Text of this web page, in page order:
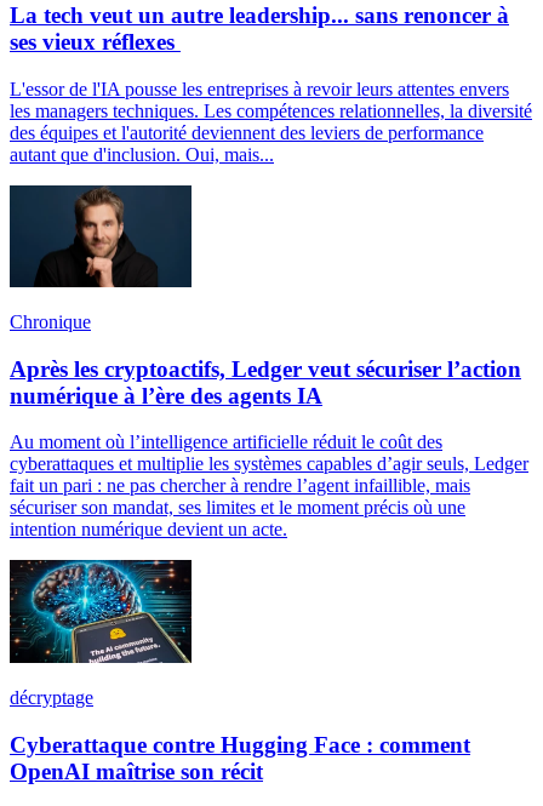
La tech veut un autre leadership... sans renoncer à
ses vieux réflexes
L'essor de l'IA pousse les entreprises à revoir leurs attentes envers
les managers techniques. Les compétences relationnelles, la diversité
des équipes et l'autorité deviennent des leviers de performance
autant que d'inclusion. Oui, mais...
Chronique
Après les cryptoactifs, Ledger veut sécuriser l’action
numérique à l’ère des agents IA
Au moment où l’intelligence artificielle réduit le coût des
cyberattaques et multiplie les systèmes capables d’agir seuls, Ledger
fait un pari : ne pas chercher à rendre l’agent infaillible, mais
sécuriser son mandat, ses limites et le moment précis où une
intention numérique devient un acte.
décryptage
Cyberattaque contre Hugging Face : comment
OpenAI maîtrise son récit